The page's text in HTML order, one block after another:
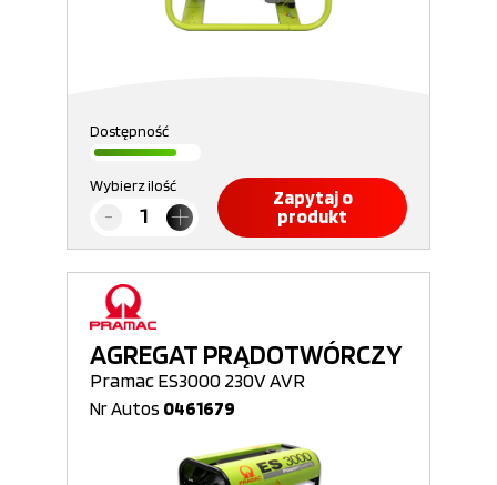
Dostępność
Wybierz ilość
Zapytaj o
produkt
AGREGAT PRĄDOTWÓRCZY
Pramac ES3000 230V AVR
Nr Autos 0461679